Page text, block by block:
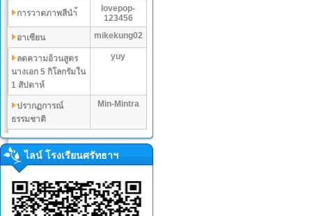
การวาดภาพสีนำ้
lovepop-
123456
อาเซียน
mikekung02
ลดความอ้วนสูตร
นางเอก 5 กิโลกรัมใน
1 สัปดาห์
yuy
ปรากฏการณ์
ธรรมชาติ
Min-Mintra
ไลน์ โรงเรียนศรัทธาฯ